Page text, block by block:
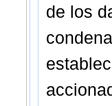
de los